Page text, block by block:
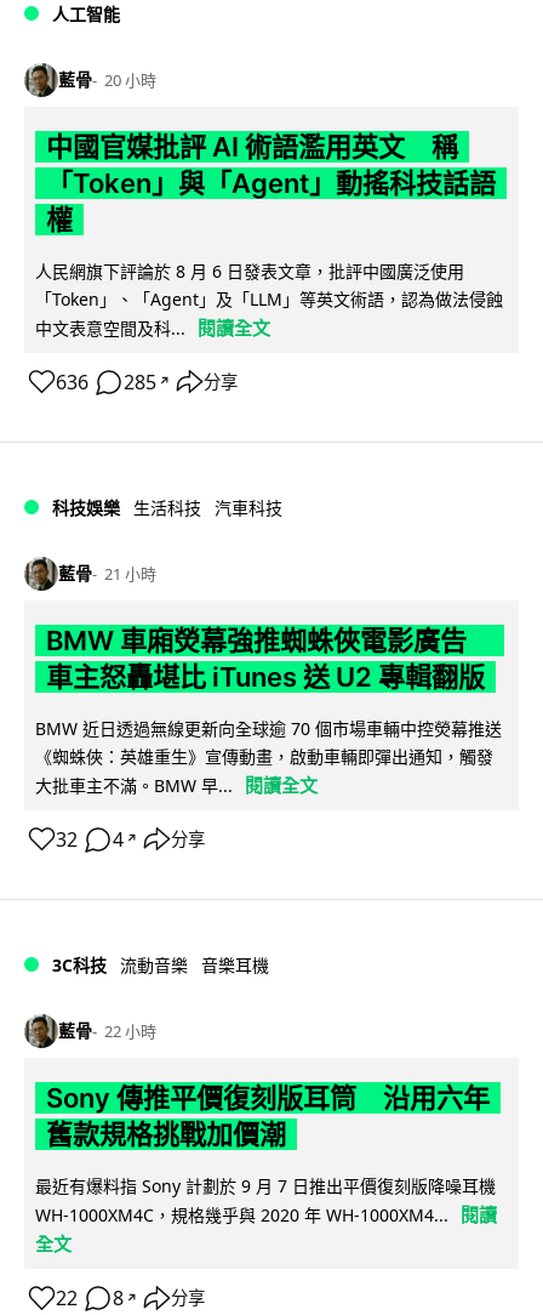
人工智能
藍骨 20 小時
中國官媒批評 AI 術語濫用英文 稱
「Token」與「Agent」動搖科技話語
權
人民網旗下評論於 8 月 6 日發表文章，批評中國廣泛使用
「Token」、「Agent」及「LLM」等英文術語，認為做法侵蝕
中文表意空間及科...
閱讀全文
636 285 ↗ 分享
科技娛樂 生活科技 汽車科技
藍骨 21 小時
BMW 車廂熒幕強推蜘蛛俠電影廣告
車主怒轟堪比 iTunes 送 U2 專輯翻版
BMW 近日透過無線更新向全球逾 70 個市場車輛中控熒幕推送
《蜘蛛俠：英雄重生》宣傳動畫，啟動車輛即彈出通知，觸發
大批車主不滿。BMW 早...
閱讀全文
32 4 ↗ 分享
3C科技 流動音樂 音樂耳機
藍骨 22 小時
Sony 傳推平價復刻版耳筒 沿用六年
舊款規格挑戰加價潮
最近有爆料指 Sony 計劃於 9 月 7 日推出平價復刻版降噪耳機
WH-1000XM4C，規格幾乎與 2020 年 WH-1000XM4...
閱讀
全文
22 8 ↗ 分享